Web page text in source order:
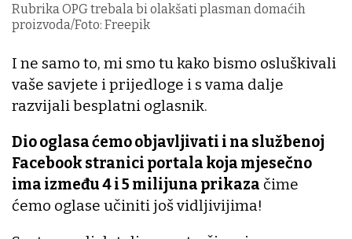
Rubrika OPG trebala bi olakšati plasman domaćih
proizvoda/Foto: Freepik
I ne samo to, mi smo tu kako bismo osluškivali
vaše savjete i prijedloge i s vama dalje
razvijali besplatni oglasnik.
Dio oglasa ćemo objavljivati i na službenoj
Facebook stranici portala koja mjesečno
ima između 4 i 5 milijuna prikaza čime
ćemo oglase učiniti još vidljivijima!